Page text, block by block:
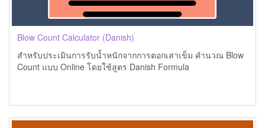
Blow Count Calculator (Danish)
สำหรับประเมินการรับน้ำหนักจากการตอกเสาเข็ม คำนวณ Blow
Count แบบ Online โดยใช้สูตร Danish Formula